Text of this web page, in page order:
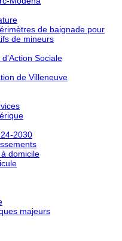
de baignade pour
de mineurs
Sociale
de Villeneuve
2030
domicile
majeurs